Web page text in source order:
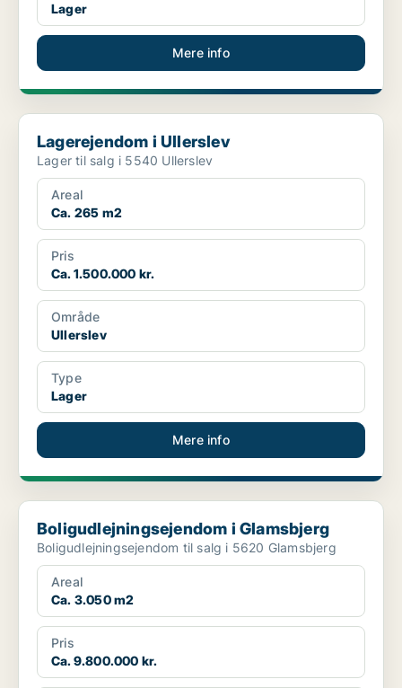
Lager
Mere info
Lagerejendom i Ullerslev
Lagerejendom i Ullerslev
Lager til salg i 5540 Ullerslev
Areal
Ca. 265 m2
Pris
Ca. 1.500.000 kr.
Område
Ullerslev
Type
Lager
Mere info
Boligudlejningsejendom i Glamsbjerg
Boligudlejningsejendom i Glamsbjerg
Boligudlejningsejendom til salg i 5620 Glamsbjerg
Areal
Ca. 3.050 m2
Pris
Ca. 9.800.000 kr.